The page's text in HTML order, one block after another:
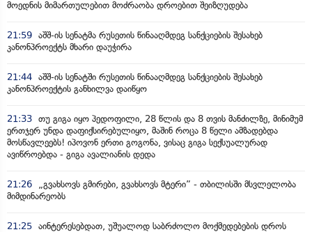
მოედნის მიმართულებით მოძრაობა დროებით შეიზღუდება
21:59 აშშ-ის სენატმა რუსეთის წინააღმდეგ სანქციების შესახებ
კანონპროექტს მხარი დაუჭირა
21:44 აშშ-ის სენატში რუსეთის წინააღმდეგ სანქციების შესახებ
კანონპროექტის განხილვა დაიწყო
21:33 თუ გიგა იყო პედოფილი, 28 წლის და 8 თვის მანძილზე, მინიმუმ
ერთჯერ უნდა დაფიქსირებულიყო, მაშინ როცა 8 წელი ამზადებდა
მოსწავლეებს! იპოვონ ერთი გოგონა, ვისაც გიგა სექსუალურად
ავიწროებდა - გიგა ავალიანის დედა
21:26
„გვახსოვს გმირები, გვახსოვს მტერი” - თბილისში მსვლელობა
მიმდინარეობს
21:25 აინტერესებდათ, უშუალოდ საბრძოლო მოქმედებების დროს